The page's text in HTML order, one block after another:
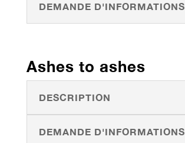
DEMANDE D'INFORMATIONS
Ashes to ashes
DESCRIPTION
DEMANDE D'INFORMATIONS